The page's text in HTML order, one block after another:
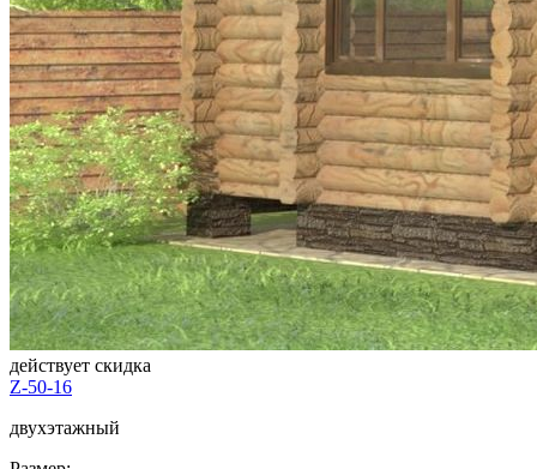
действует скидка
Z-50-16
двухэтажный